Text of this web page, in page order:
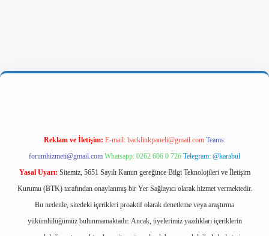
Reklam ve İletişim: E-mail: backlinkpaneli@gmail.com Teams:
forumhizmeti@gmail.com Whatsapp: 0262 606 0 726 Telegram: @karabul
Yasal Uyarı: Sitemiz, 5651 Sayılı Kanun gereğince Bilgi Teknolojileri ve İletişim
Kurumu (BTK) tarafından onaylanmış bir Yer Sağlayıcı olarak hizmet vermektedir.
Bu nedenle, sitedeki içerikleri proaktif olarak denetleme veya araştırma
yükümlülüğümüz bulunmamaktadır. Ancak, üyelerimiz yazdıkları içeriklerin